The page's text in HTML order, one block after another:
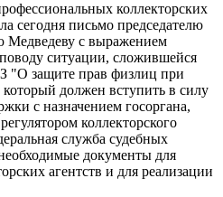
коллекторских
сегодня письмо председателю
с выражением
ситуации, сложившейся
"О защите прав физлиц при
должен вступить в силу
с назначением госоргана,
коллекторского
служба судебных
документы для
агентств и для реализации